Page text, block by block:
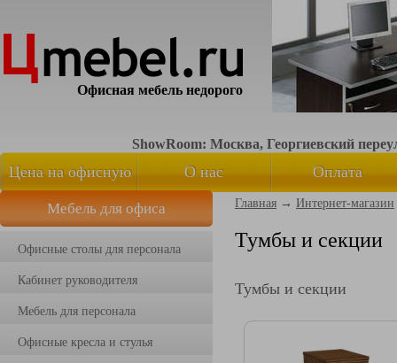
Офисная мебель недорого
ShowRoom: Москва, Георгиевский
Цена на офисную
мебель
О нас Оплата
Мебель для офиса
Офисные столы для персонала
Кабинет руководителя
Мебель для персонала
Офисные кресла и стулья
Главная → Интернет-магазин
Тумбы и секции
Тумбы и секции